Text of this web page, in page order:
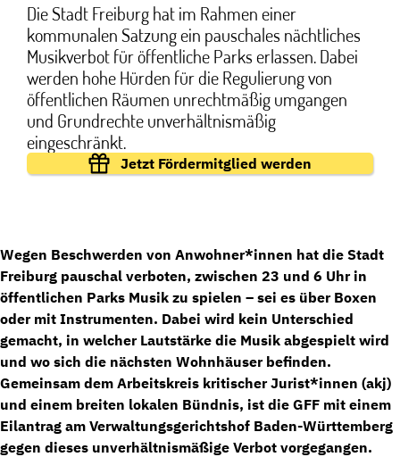
Die Stadt Freiburg hat im Rahmen einer
kommunalen Satzung ein pauschales nächtliches
Musikverbot für öffentliche Parks erlassen. Dabei
werden hohe Hürden für die Regulierung von
öffentlichen Räumen unrechtmäßig umgangen
und Grundrechte unverhältnismäßig
eingeschränkt.
Jetzt Fördermitglied werden
Wegen Beschwerden von Anwohner*innen hat die Stadt
Freiburg pauschal verboten, zwischen 23 und 6 Uhr in
öffentlichen Parks Musik zu spielen – sei es über Boxen
oder mit Instrumenten. Dabei wird kein Unterschied
gemacht, in welcher Lautstärke die Musik abgespielt wird
und wo sich die nächsten Wohnhäuser befinden.
Gemeinsam dem Arbeitskreis kritischer Jurist*innen (akj)
und einem breiten lokalen Bündnis, ist die GFF mit einem
Eilantrag am Verwaltungsgerichtshof Baden-Württemberg
gegen dieses unverhältnismäßige Verbot vorgegangen.